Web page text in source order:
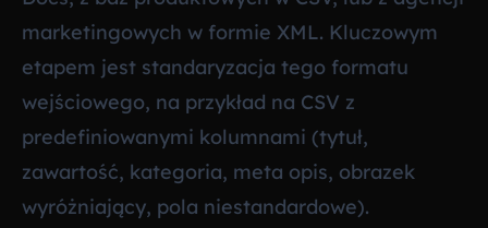
marketingowych w formie XML. Kluczowym
etapem jest standaryzacja tego formatu
wejściowego, na przykład na CSV z
predefiniowanymi kolumnami (tytuł,
zawartość, kategoria, meta opis, obrazek
wyróżniający, pola niestandardowe).